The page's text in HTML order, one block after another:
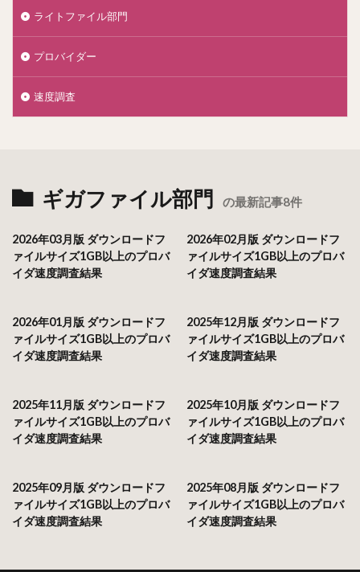
ライトファイル部門
プロバイダー
速度調査
ギガファイル部門 の最新記事8件
2026年03月版 ダウンロードフ
ァイルサイズ1GB以上のプロバ
イダ速度調査結果
2026年02月版 ダウンロードフ
ァイルサイズ1GB以上のプロバ
イダ速度調査結果
2026年01月版 ダウンロードフ
ァイルサイズ1GB以上のプロバ
イダ速度調査結果
2025年12月版 ダウンロードフ
ァイルサイズ1GB以上のプロバ
イダ速度調査結果
2025年11月版 ダウンロードフ
ァイルサイズ1GB以上のプロバ
イダ速度調査結果
2025年10月版 ダウンロードフ
ァイルサイズ1GB以上のプロバ
イダ速度調査結果
2025年09月版 ダウンロードフ
ァイルサイズ1GB以上のプロバ
イダ速度調査結果
2025年08月版 ダウンロードフ
ァイルサイズ1GB以上のプロバ
イダ速度調査結果